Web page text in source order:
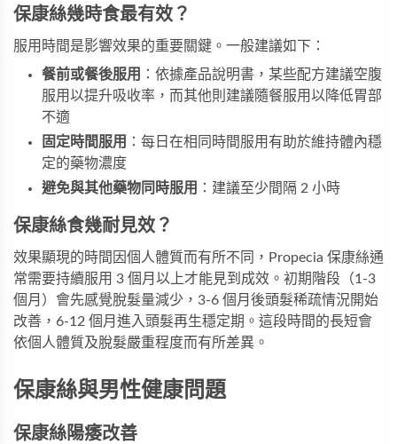
保康絲幾時食最有效？
服用時間是影響效果的重要關鍵。一般建議如下：
餐前或餐後服用
：依據產品說明書，某些配方建議空腹
服用以提升吸收率，而其他則建議隨餐服用以降低胃部
不適
固定時間服用
：每日在相同時間服用有助於維持體內穩
定的藥物濃度
避免與其他藥物同時服用
：建議至少間隔 2 小時
保康絲食幾耐見效？
效果顯現的時間因個人體質而有所不同，Propecia 保康絲通
常需要持續服用 3 個月以上才能見到成效。初期階段（1-3
個月）會先感覺脫髮量減少，3-6 個月後頭髮稀疏情況開始
改善，6-12 個月進入頭髮再生穩定期。這段時間的長短會
依個人體質及脫髮嚴重程度而有所差異。
保康絲與男性健康問題
保康絲陽痿改善